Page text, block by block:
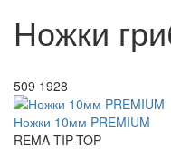
Ножки
509 1928
Ножки 10мм PREMIUM
REMA TIP-TOP